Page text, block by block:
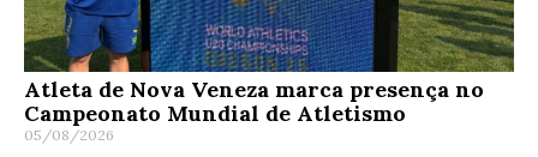
Atleta de Nova Veneza marca presença no
Campeonato Mundial de Atletismo
05/08/2026